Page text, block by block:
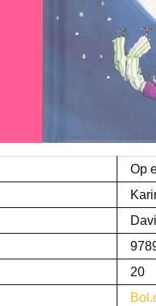
Op
20